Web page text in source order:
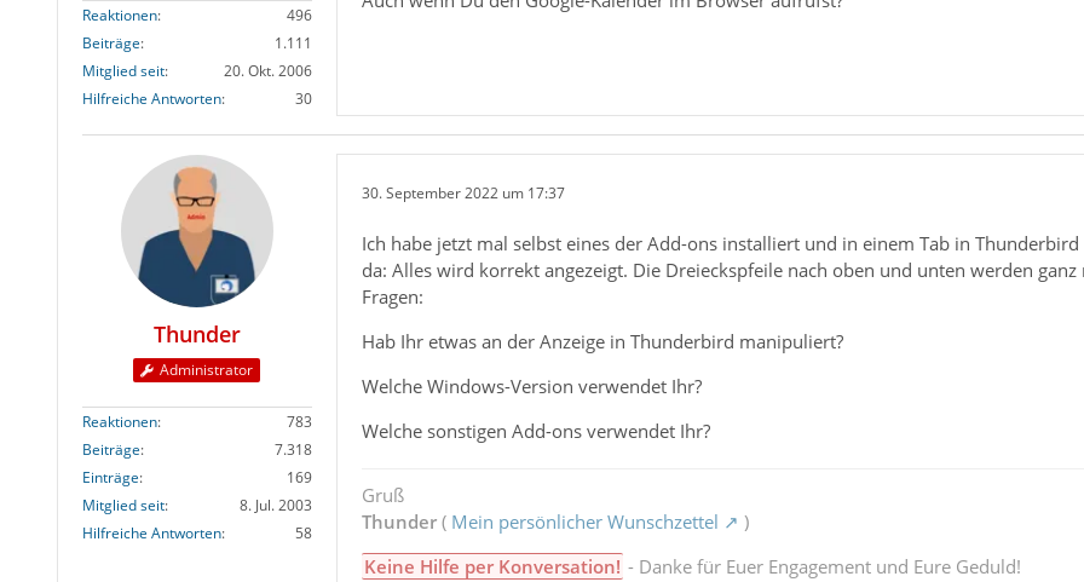
Reaktionen
496
Beiträge
1.111
Mitglied seit
20. Okt. 2006
Hilfreiche Antworten
30
Thunder
Administrator
Reaktionen
783
Beiträge
7.318
Einträge
169
Mitglied seit
8. Jul. 2003
Hilfreiche Antworten
58
30. September 2022 um 17:37
Ich habe jetzt mal selbst eines der Add-ons installiert und in einem Tab in
da: Alles wird korrekt angezeigt. Die Dreieckspfeile nach oben und unten werden
Fragen:
Hab Ihr etwas an der Anzeige in Thunderbird manipuliert?
Welche Windows-Version verwendet Ihr?
Welche sonstigen Add-ons verwendet Ihr?
Gruß
Thunder( Mein persönlicher Wunschzettel
)
Keine Hilfe per Konversation! - Danke für Euer Engagement und Eure Geduld!